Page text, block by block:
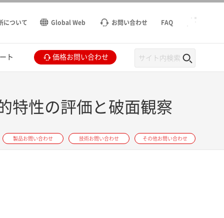
について Global Web お問い合わせ FAQ
ト 価格お問い合わせ
特性の評価と破面観察
製品お問い合わせ 技術お問い合わせ その他お問い合わせ